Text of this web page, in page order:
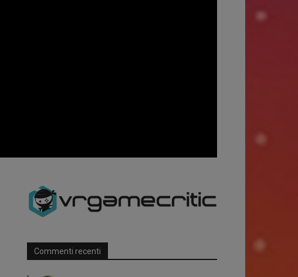
Commenti recenti